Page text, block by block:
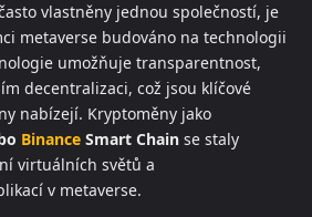
vlastněny jednou společností, je
metaverse budováno na technologii
umožňuje transparentnost,
decentralizaci, což jsou klíčové
nabízejí. Kryptoměny jako
Binance Smart Chain se staly
virtuálních světů a
v metaverse.